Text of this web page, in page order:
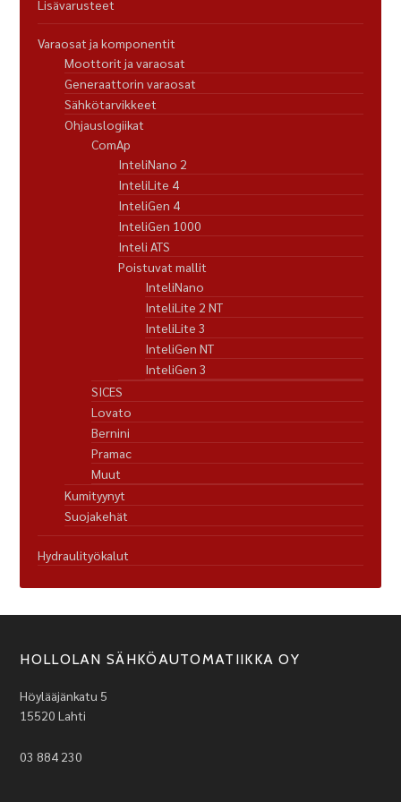
Lisävarusteet
Varaosat ja komponentit
Moottorit ja varaosat
Generaattorin varaosat
Sähkötarvikkeet
Ohjauslogiikat
ComAp
InteliNano 2
InteliLite 4
InteliGen 4
InteliGen 1000
Inteli ATS
Poistuvat mallit
InteliNano
InteliLite 2 NT
InteliLite 3
InteliGen NT
InteliGen 3
SICES
Lovato
Bernini
Pramac
Muut
Kumityynyt
Suojakehät
Hydraulityökalut
HOLLOLAN SÄHKÖAUTOMATIIKKA OY
Höylääjänkatu 5
15520 Lahti
03 884 230